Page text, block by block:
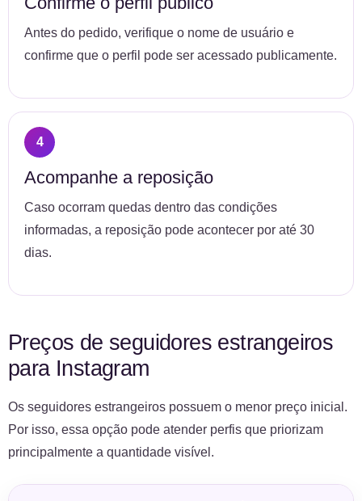
Antes do pedido, verifique o nome de usuário e
confirme que o perfil pode ser acessado publicamente.
Acompanhe a reposição
Caso ocorram quedas dentro das condições
informadas, a reposição pode acontecer por até 30
dias.
Preços de seguidores estrangeiros
para Instagram
Os seguidores estrangeiros possuem o menor preço inicial.
Por isso, essa opção pode atender perfis que priorizam
principalmente a quantidade visível.